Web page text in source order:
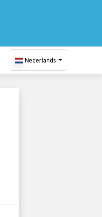
Nederlands